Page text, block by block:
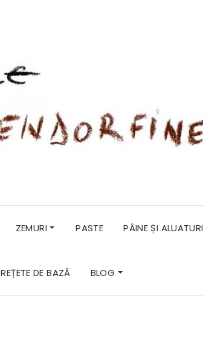
ZEMURI PASTE PÂINE ȘI ALUATURI
REȚETE DE BAZĂ BLOG